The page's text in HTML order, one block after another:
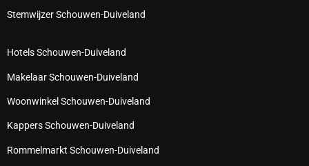
Stemwijzer Schouwen-Duiveland
Hotels Schouwen-Duiveland
Makelaar Schouwen-Duiveland
Woonwinkel Schouwen-Duiveland
Kappers Schouwen-Duiveland
Rommelmarkt Schouwen-Duiveland